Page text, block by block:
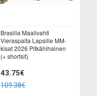
Brasilia Maalivahti
Vieraspaita Lapsille MM-
kisat 2026 Pitkähihainen
(+ shortsit)
43.75€
109.38€